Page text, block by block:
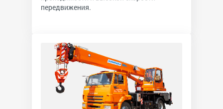
передвижения.